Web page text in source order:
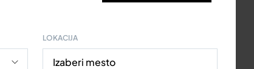
LOKACIJA
Izaberi mesto